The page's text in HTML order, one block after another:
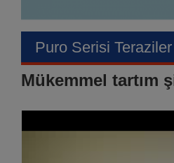
Puro Serisi Teraziler
Mükemmel tartım